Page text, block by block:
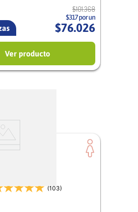
$101.368
$317 por un
$76.026
Ver producto
(103)